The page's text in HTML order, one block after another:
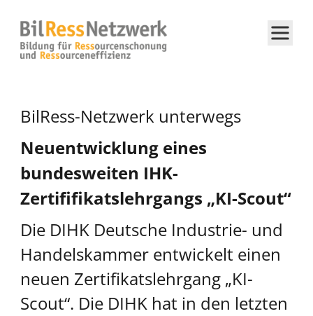
BilRess-Netzwerk unterwegs
Neuentwicklung eines
bundesweiten IHK-
Zertififikatslehrgangs „KI-Scout“
Die DIHK Deutsche Industrie- und
Handelskammer entwickelt einen
neuen Zertifikatslehrgang „KI-
Scout“. Die DIHK hat in den letzten